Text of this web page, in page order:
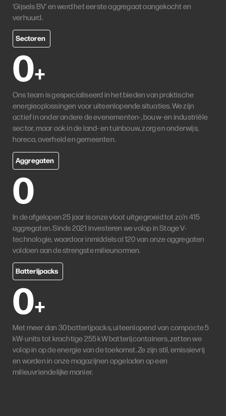
‘Gijsels BV’ en werd het eerste aggregaat aangekocht en
verhuurd.
Sectoren
0+
Ons team is gespecialiseerd in het bieden van praktische
energieoplossingen voor uiteenlopende situaties. We zijn
actief in onder andere de evenementen-, bouw- en industriële
sector, maar ook in de land- en tuinbouw, zorg en onderwijs,
horeca, overheid en gemeenten.
Aggregaten
0
In de afgelopen 25 jaar is onze vloot uitgegroeid tot zo’n 415
aggregaten. Sinds 2021 investeren we volop in Stage V-
technologie, waardoor inmiddels al 120 van onze aggregaten
voldoen aan de strengste milieunormen.
Batterijpacks
0+
Met meer dan 30 batterijpacks, uiteenlopend van compacte 5
kW-units tot krachtige 255 kW batterijcontainers, zetten we
volop in op de energie van de toekomst. Ze zijn stil, emissievrij
en worden in onze magazijnen opgeladen op een
milieuvriendelijke manier.